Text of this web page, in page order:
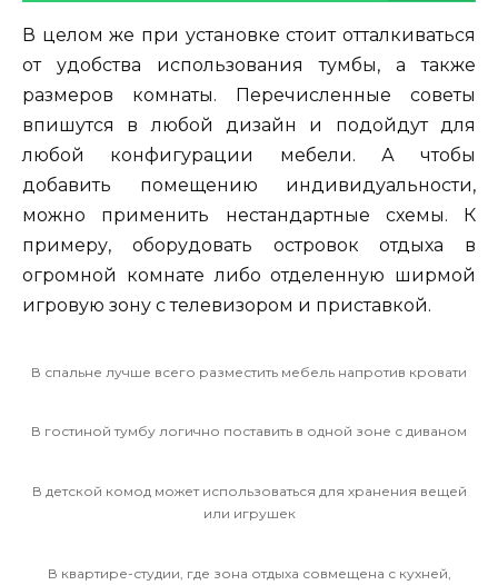
В целом же при установке стоит отталкиваться
от удобства использования тумбы, а также
размеров комнаты. Перечисленные советы
впишутся в любой дизайн и подойдут для
любой конфигурации мебели. А чтобы
добавить помещению индивидуальности,
можно применить нестандартные схемы. К
примеру, оборудовать островок отдыха в
огромной комнате либо отделенную ширмой
игровую зону с телевизором и приставкой.
В спальне лучше всего разместить мебель напротив кровати
В гостиной тумбу логично поставить в одной зоне с диваном
В детской комод может использоваться для хранения вещей
или игрушек
В квартире-студии, где зона отдыха совмещена с кухней,